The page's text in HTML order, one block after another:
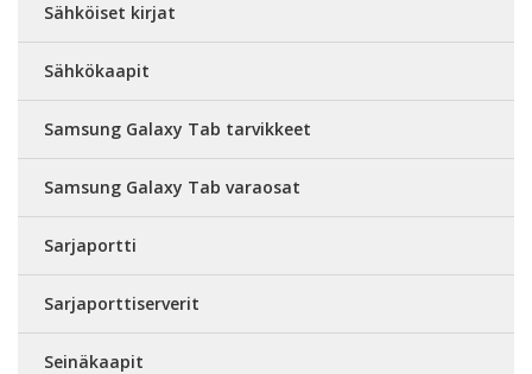
Sähköiset kirjat
Sähkökaapit
Samsung Galaxy Tab tarvikkeet
Samsung Galaxy Tab varaosat
Sarjaportti
Sarjaporttiserverit
Seinäkaapit